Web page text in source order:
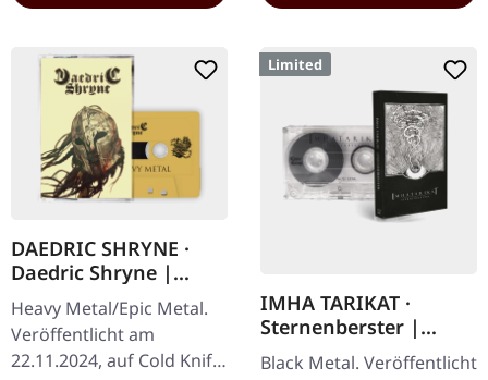
DAEDRIC SHRYNE ·
Daedric Shryne |
TRANSPARENT
YELLOW TAPE
Heavy Metal/Epic Metal.
Veröffentlicht am
22.11.2024, auf Cold Knife
Limited
IMHA TARIKAT ·
Sternenberster |
CLEAR TAPE
Black Metal. Veröffentlicht